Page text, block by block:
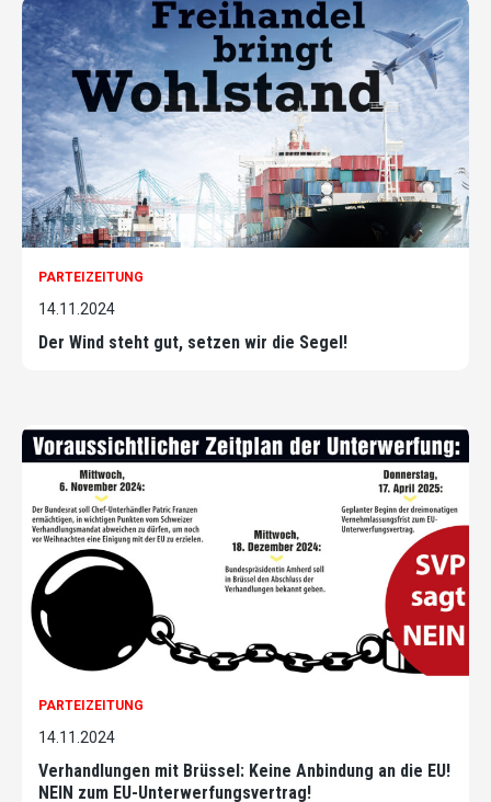
PARTEIZEITUNG
14.11.2024
Der Wind steht gut, setzen wir die Segel!
PARTEIZEITUNG
14.11.2024
Verhandlungen mit Brüssel: Keine Anbindung an die EU!
NEIN zum EU-Unterwerfungsvertrag!